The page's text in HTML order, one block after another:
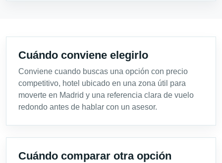
Cuándo conviene elegirlo
Conviene cuando buscas una opción con precio
competitivo, hotel ubicado en una zona útil para
moverte en Madrid y una referencia clara de vuelo
redondo antes de hablar con un asesor.
Cuándo comparar otra opción